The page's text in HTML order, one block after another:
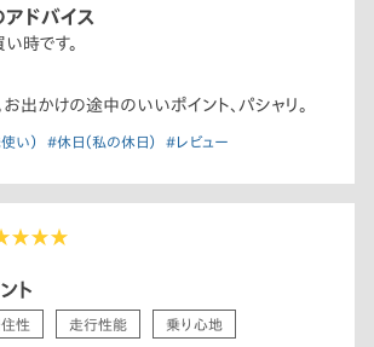
ドバイス
時です。
出かけの途中のいいポイント、パシャリ。
い） #休日（私の休日） #レビュー
ト
性 走行性能 乗り心地